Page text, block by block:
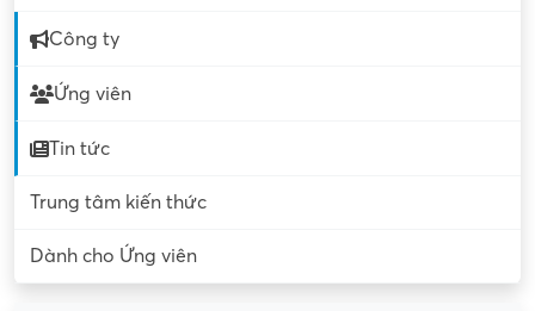
Công ty
Ứng viên
Tin tức
Trung tâm kiến thức
Dành cho Ứng viên